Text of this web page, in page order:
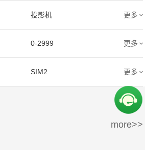
投影产品
幕布产品
智能产品
投影机 更多
0-2999
1万-5万
更多
SIM2 更多
more>>